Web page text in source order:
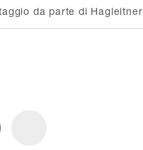
da parte di Hagleitner